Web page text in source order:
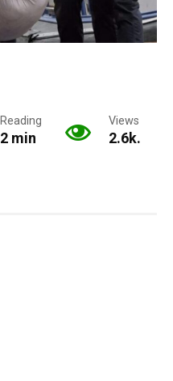
Reading
2 min
Views
2.6k.